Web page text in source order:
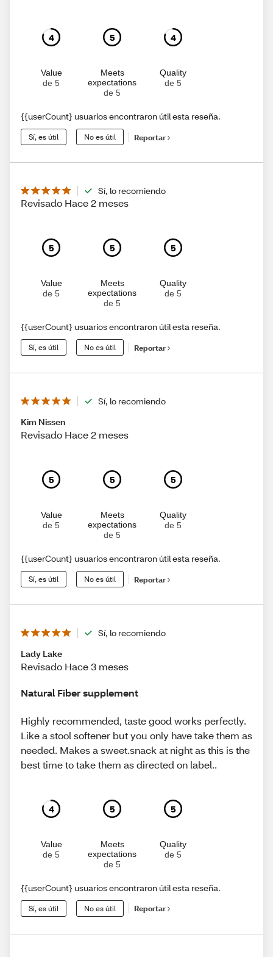
4
Value
de 5
5
Meets
expectations
de 5
4
Quality
de 5
{{userCount} usuarios encontraron útil esta reseña.
Sí, es útil No es útil Reportar
Sí, lo recomiendo
Revisado Hace 2 meses
5
Value
de 5
5
Meets
expectations
de 5
5
Quality
de 5
{{userCount} usuarios encontraron útil esta reseña.
Sí, es útil No es útil Reportar
Sí, lo recomiendo
Kim Nissen
Revisado Hace 2 meses
5
Value
de 5
5
Meets
expectations
de 5
5
Quality
de 5
{{userCount} usuarios encontraron útil esta reseña.
Sí, es útil No es útil Reportar
Sí, lo recomiendo
Lady Lake
Revisado Hace 3 meses
Natural Fiber supplement
Highly recommended, taste good works perfectly.
Like a stool softener but you only have take them as
needed. Makes a sweet.snack at night as this is the
best time to take them as directed on label..
4
Value
de 5
5
Meets
expectations
de 5
5
Quality
de 5
{{userCount} usuarios encontraron útil esta reseña.
Sí, es útil No es útil Reportar